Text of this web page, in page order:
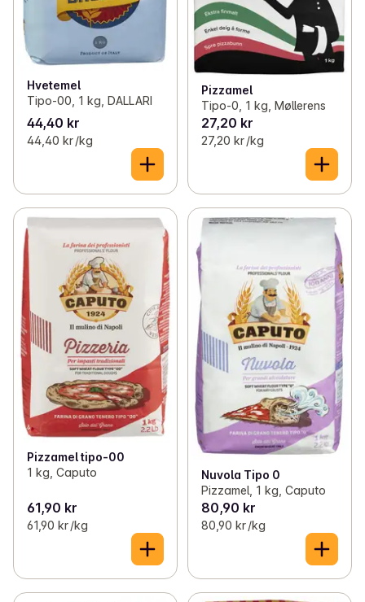
Hvetemel
Tipo-00, 1 kg, DALLARI
44,40 kr
44,40 kr /kg
Pizzamel
Tipo-0, 1 kg, Møllerens
27,20 kr
27,20 kr /kg
Pizzamel tipo-00
1 kg, Caputo
61,90 kr
61,90 kr /kg
Nuvola Tipo 0
Pizzamel, 1 kg, Caputo
80,90 kr
80,90 kr /kg